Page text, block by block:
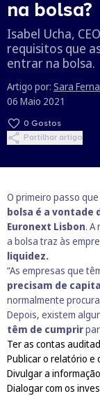
na bolsa?
Isabel Ucha,
requisitos que
entrar na bolsa.
Artigo por: Sara
06 Maio 2021
0 Gostos
Partilhar artigo
O primeiro passo
bolsa é a vontade
Euronext Lisbon. A
a bolsa traz às
liquidez.
“As empresas que
precisam de
normalmente
Depois, existem
têm de cumprir
Ter as contas
Publicar o relatório e
Divulgar a
Dialogar com os